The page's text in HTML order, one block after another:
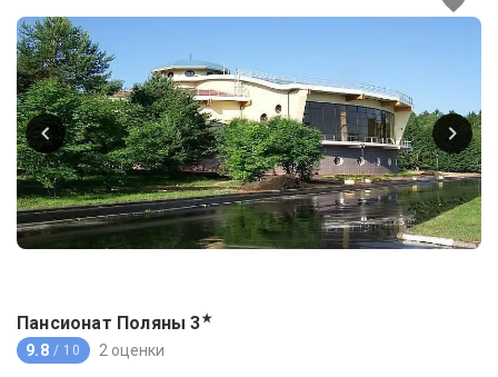
Пансионат Поляны 3★
9.8 / 10 2 оценки